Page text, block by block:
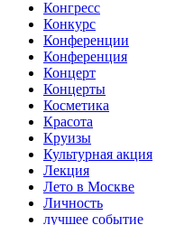
Конгресс
Конкурс
Конференции
Конференция
Концерт
Концерты
Косметика
Красота
Круизы
Культурная акция
Лекция
Лето в Москве
Личность
лучшее событие